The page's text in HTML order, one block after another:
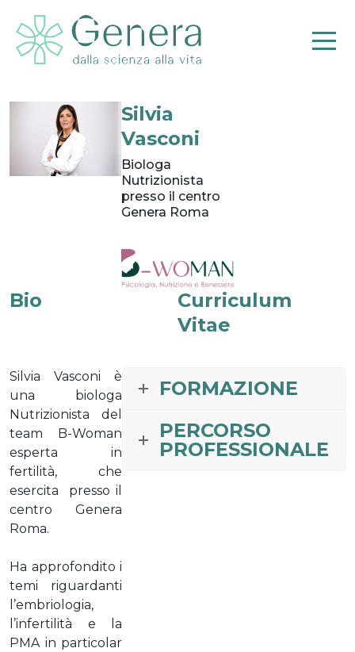
Silvia
Vasconi
Biologa
Nutrizionista
presso il centro
Genera Roma
Bio
Curriculum
Vitae
Silvia Vasconi è
una biologa
Nutrizionista del
team B-Woman
esperta in
fertilità, che
esercita presso il
centro Genera
Roma.
Ha approfondito i
temi riguardanti
l’embriologia,
l’infertilità e la
PMA in particolar
FORMAZIONE
PERCORSO
PROFESSIONALE